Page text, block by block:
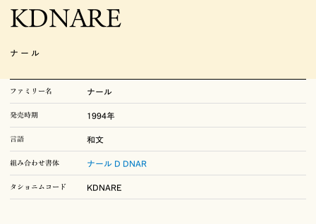
–1950 石井茂吉と写真植字
写研の誕生
1973–1992 華ひらく、日本語書体
1993– 電算写植の完成、そして未来へ
KDNARE
ナール
ファミリー名 ナール
発売時期 1994年
言語 和文
組み合わせ書体 ナール D DNAR
タショニムコード KDNARE